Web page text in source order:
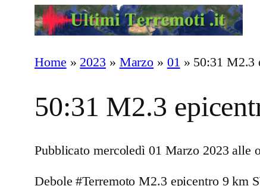
Home » 2023 » Marzo » 01 » 50:31 M2.3
50:31 M2.3
Pubblicato mercoledì 01 Marzo 2023 alle
Debole #Terremoto M2.3 epicentro 9 km